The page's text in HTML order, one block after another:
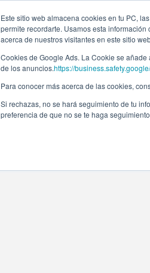
Este sitio web almacena cookies en tu PC,
permite recordarte. Usamos esta
acerca de nuestros visitantes en este sitio
Cookies de Google Ads. La Cookie se
de los anuncios.https://
Para conocer más acerca de las cookies,
Si rechazas, no se hará seguimiento de tu
preferencia de que no se te haga